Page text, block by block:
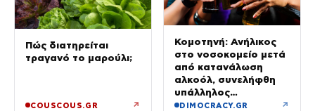
Πώς διατηρείται
τραγανό το μαρούλι;
COUSCOUS.GR ↗
Κομοτηνή: Ανήλικος
στο νοσοκομείο μετά
από κατανάλωση
αλκοόλ, συνελήφθη
υπάλληλος
καταστήματος
DIMOCRACY.GR ↗